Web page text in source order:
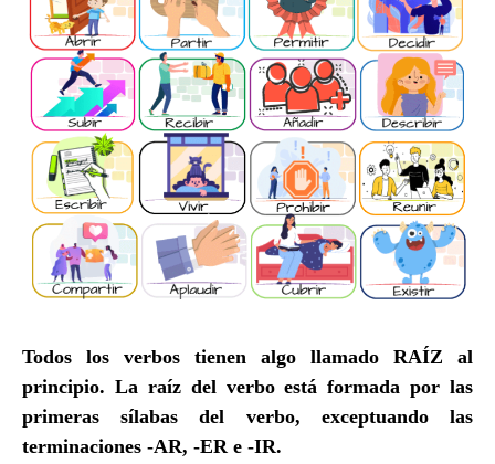
Todos los verbos tienen algo llamado RAÍZ al
principio. La raíz del verbo está formada por las
primeras sílabas del verbo, exceptuando las
terminaciones -AR, -ER e -IR.